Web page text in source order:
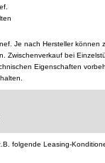
Je nach Hersteller können
Zwischenverkauf bei
Eigenschaften
folgende Leasing-